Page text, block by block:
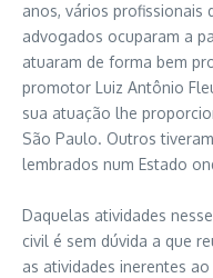
anos, vários profissionais
advogados ocuparam a
atuaram de forma bem
promotor Luiz Antônio
sua atuação lhe
São Paulo. Outros
lembrados num Estado
Daquelas atividades
civil é sem dúvida a que
as atividades inerentes